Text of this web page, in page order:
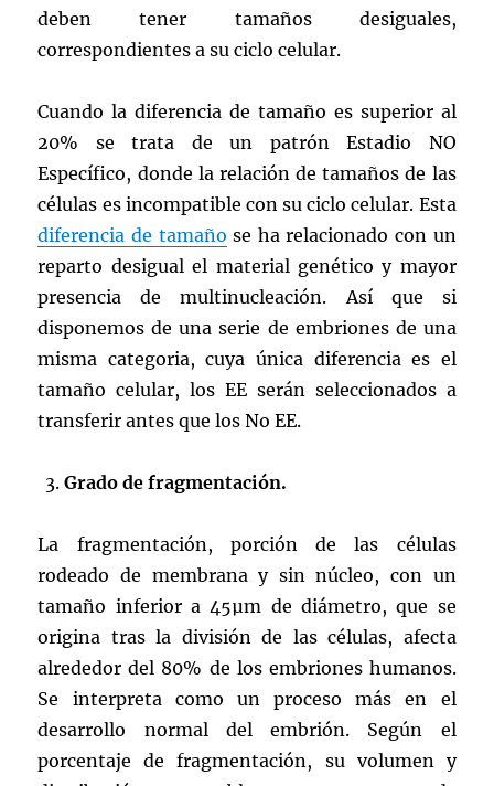
deben tener tamaños desiguales,
correspondientes a su ciclo celular.
Cuando la diferencia de tamaño es superior al
20% se trata de un patrón Estadio NO
Específico, donde la relación de tamaños de las
células es incompatible con su ciclo celular. Esta
diferencia de tamaño se ha relacionado con un
reparto desigual el material genético y mayor
presencia de multinucleación. Así que si
disponemos de una serie de embriones de una
misma categoria, cuya única diferencia es el
tamaño celular, los EE serán seleccionados a
transferir antes que los No EE.
Grado de fragmentación.
La fragmentación, porción de las células
rodeado de membrana y sin núcleo, con un
tamaño inferior a 45µm de diámetro, que se
origina tras la división de las células, afecta
alrededor del 80% de los embriones humanos.
Se interpreta como un proceso más en el
desarrollo normal del embrión. Según el
porcentaje de fragmentación, su volumen y